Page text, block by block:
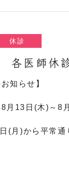
休診
医師休診
知らせ】
8月13日(木)～8
(月)から平常通